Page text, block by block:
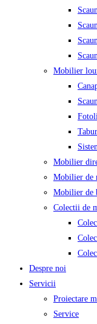
Mobilier
Mobilier
Mobilier de
Mobilier de
Colectii de
Despre noi
Servicii
Proiectare
Service